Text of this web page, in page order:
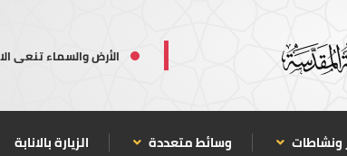
الأرض والسماء تنعى
ونشاطات وسائط متعددة الزيارة بالانابة